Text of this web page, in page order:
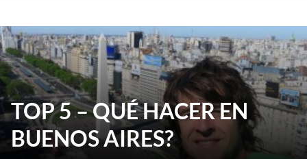
TOP 5 – QUÉ HACER EN
BUENOS AIRES?